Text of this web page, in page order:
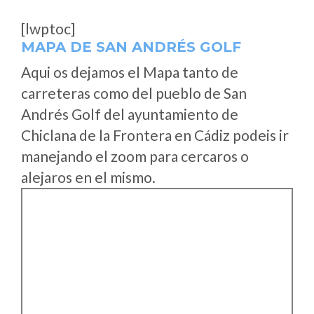
[lwptoc]
MAPA DE SAN ANDRÉS GOLF
Aqui os dejamos el Mapa tanto de
carreteras como del pueblo de San
Andrés Golf del ayuntamiento de
Chiclana de la Frontera en Cádiz podeis ir
manejando el zoom para cercaros o
alejaros en el mismo.